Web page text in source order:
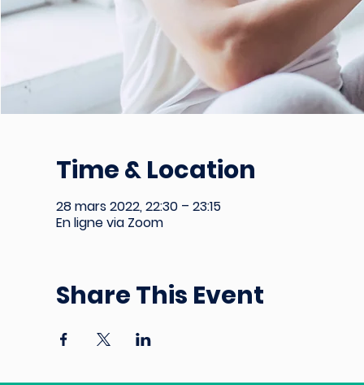
Time & Location
28 mars 2022, 22:30 – 23:15
En ligne via Zoom
Share This Event